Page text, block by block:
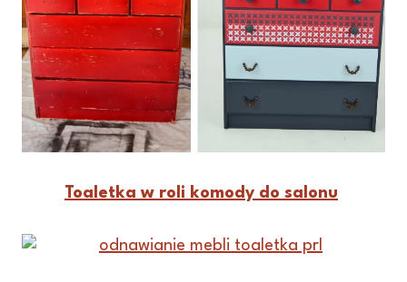
Toaletka w roli komody do salonu